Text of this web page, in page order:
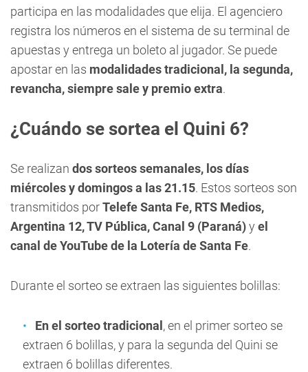
participa en las modalidades que elija. El agenciero
registra los números en el sistema de su terminal de
apuestas y entrega un boleto al jugador. Se puede
apostar en las modalidades tradicional, la segunda,
revancha, siempre sale y premio extra.
¿Cuándo se sortea el Quini 6?
Se realizan dos sorteos semanales, los días
miércoles y domingos a las 21.15. Estos sorteos son
transmitidos porTelefe Santa Fe, RTS Medios,
Argentina 12, TV Pública, Canal 9 (Paraná)y el
canal de YouTube de la Lotería de Santa Fe.
Durante el sorteo se extraen las siguientes bolillas:
En el sorteo tradicional, en el primer sorteo se
extraen 6 bolillas, y para la segunda del Quini se
extraen 6 bolillas diferentes.